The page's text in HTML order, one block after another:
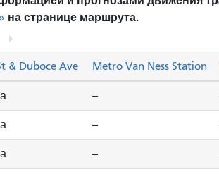
на странице маршрута.
& Duboce Ave Metro Van Ness Station
--
--
--